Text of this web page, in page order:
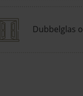
Dubbelglas